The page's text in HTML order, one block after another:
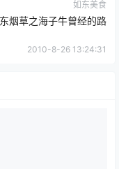
如东美食
烟草之海子牛曾经的路
2010-8-26 13:24:31